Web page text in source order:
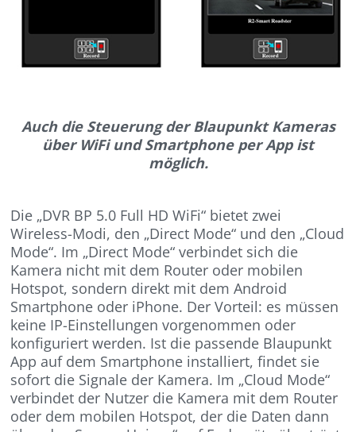
Auch die Steuerung der Blaupunkt Kameras
über WiFi und Smartphone per App ist
möglich.
Die „DVR BP 5.0 Full HD WiFi“ bietet zwei
Wireless-Modi, den „Direct Mode“ und den „Cloud
Mode“. Im „Direct Mode“ verbindet sich die
Kamera nicht mit dem Router oder mobilen
Hotspot, sondern direkt mit dem Android
Smartphone oder iPhone. Der Vorteil: es müssen
keine IP-Einstellungen vorgenommen oder
konfiguriert werden. Ist die passende Blaupunkt
App auf dem Smartphone installiert, findet sie
sofort die Signale der Kamera. Im „Cloud Mode“
verbindet der Nutzer die Kamera mit dem Router
oder dem mobilen Hotspot, der die Daten dann